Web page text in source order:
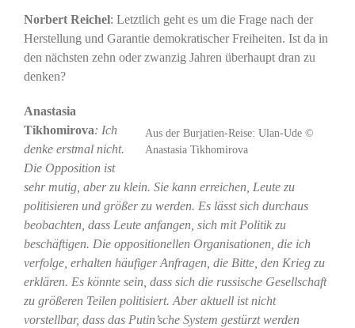
Norbert Reichel: Letztlich geht es um die Frage nach der
Herstellung und Garantie demokratischer Freiheiten. Ist da in
den nächsten zehn oder zwanzig Jahren überhaupt dran zu
denken?
Aus der Burjatien-Reise: Ulan-Ude ©
Anastasia Tikhomirova
Anastasia
Tikhomirova: Ich
denke erstmal nicht.
Die Opposition ist
sehr mutig, aber zu klein. Sie kann erreichen, Leute zu
politisieren und größer zu werden. Es lässt sich durchaus
beobachten, dass Leute anfangen, sich mit Politik zu
beschäftigen. Die oppositionellen Organisationen, die ich
verfolge, erhalten häufiger Anfragen, die Bitte, den Krieg zu
erklären. Es könnte sein, dass sich die russische Gesellschaft
zu größeren Teilen politisiert. Aber aktuell ist nicht
vorstellbar, dass das Putin’sche System gestürzt werden